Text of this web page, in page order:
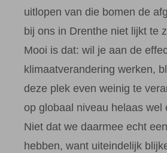
uitlopen van die bomen de
bij ons in Drenthe niet lijkt te
Mooi is dat: wil je aan de
klimaatverandering werken,
deze plek even weinig te
op globaal niveau helaas wel
Niet dat we daarmee echt
hebben, want uiteindelijk